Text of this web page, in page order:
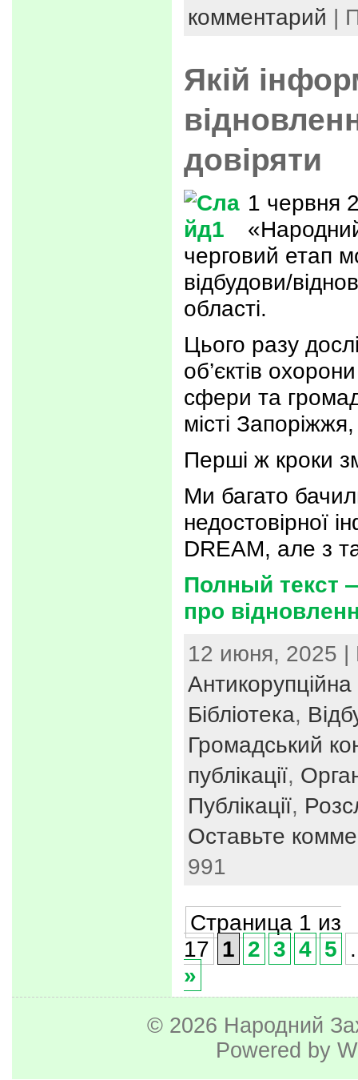
комментарий |
Якій
довіряти
1 червня
черговий етап
відбудови/
області.
Цього разу
об’єктів
сфери та
місті Запоріжжя,
Перші ж кроки
Ми багато
недостовірної
DREAM, але з
Полный текст
про
12 июня, 2025 |
Антикорупційна
Бібліотека,
Громадський
публікації,
Публікації,
Оставьте
991
Страница 1 из
17 1 2 3 4 5
»
© 2026 Народний
Powered by